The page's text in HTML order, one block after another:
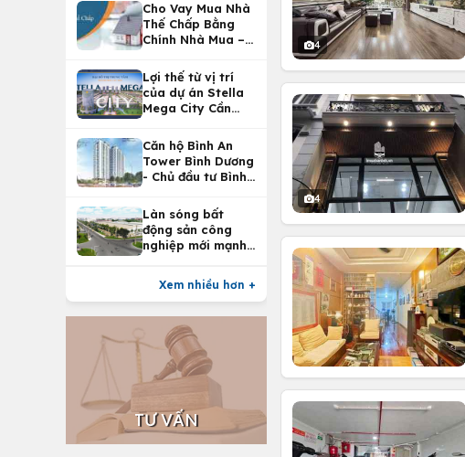
Cho Vay Mua Nhà
Thế Chấp Bằng
Chính Nhà Mua –
Nhà Tại
Vietcombank
Lợi thế từ vị trí
của dự án Stella
Mega City Cần
Căn hộ Bình An
Tower Bình Dương
- Chủ đầu tư Bình
Làn sóng bất
động sản công
nghiệp mới mạnh
Xem nhiều hơn +
TƯ VẤN
4
4